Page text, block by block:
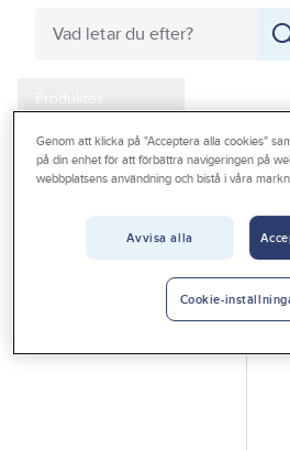
Produkter
Kampanjer
Outlet
Gelia Produkter Arbetsplats
Genom att klicka på "Acceptera alla cookies"
på din enhet för att förbättra navigeringen på
webbplatsens användning och bistå i våra
Avvisa alla
Cookie-